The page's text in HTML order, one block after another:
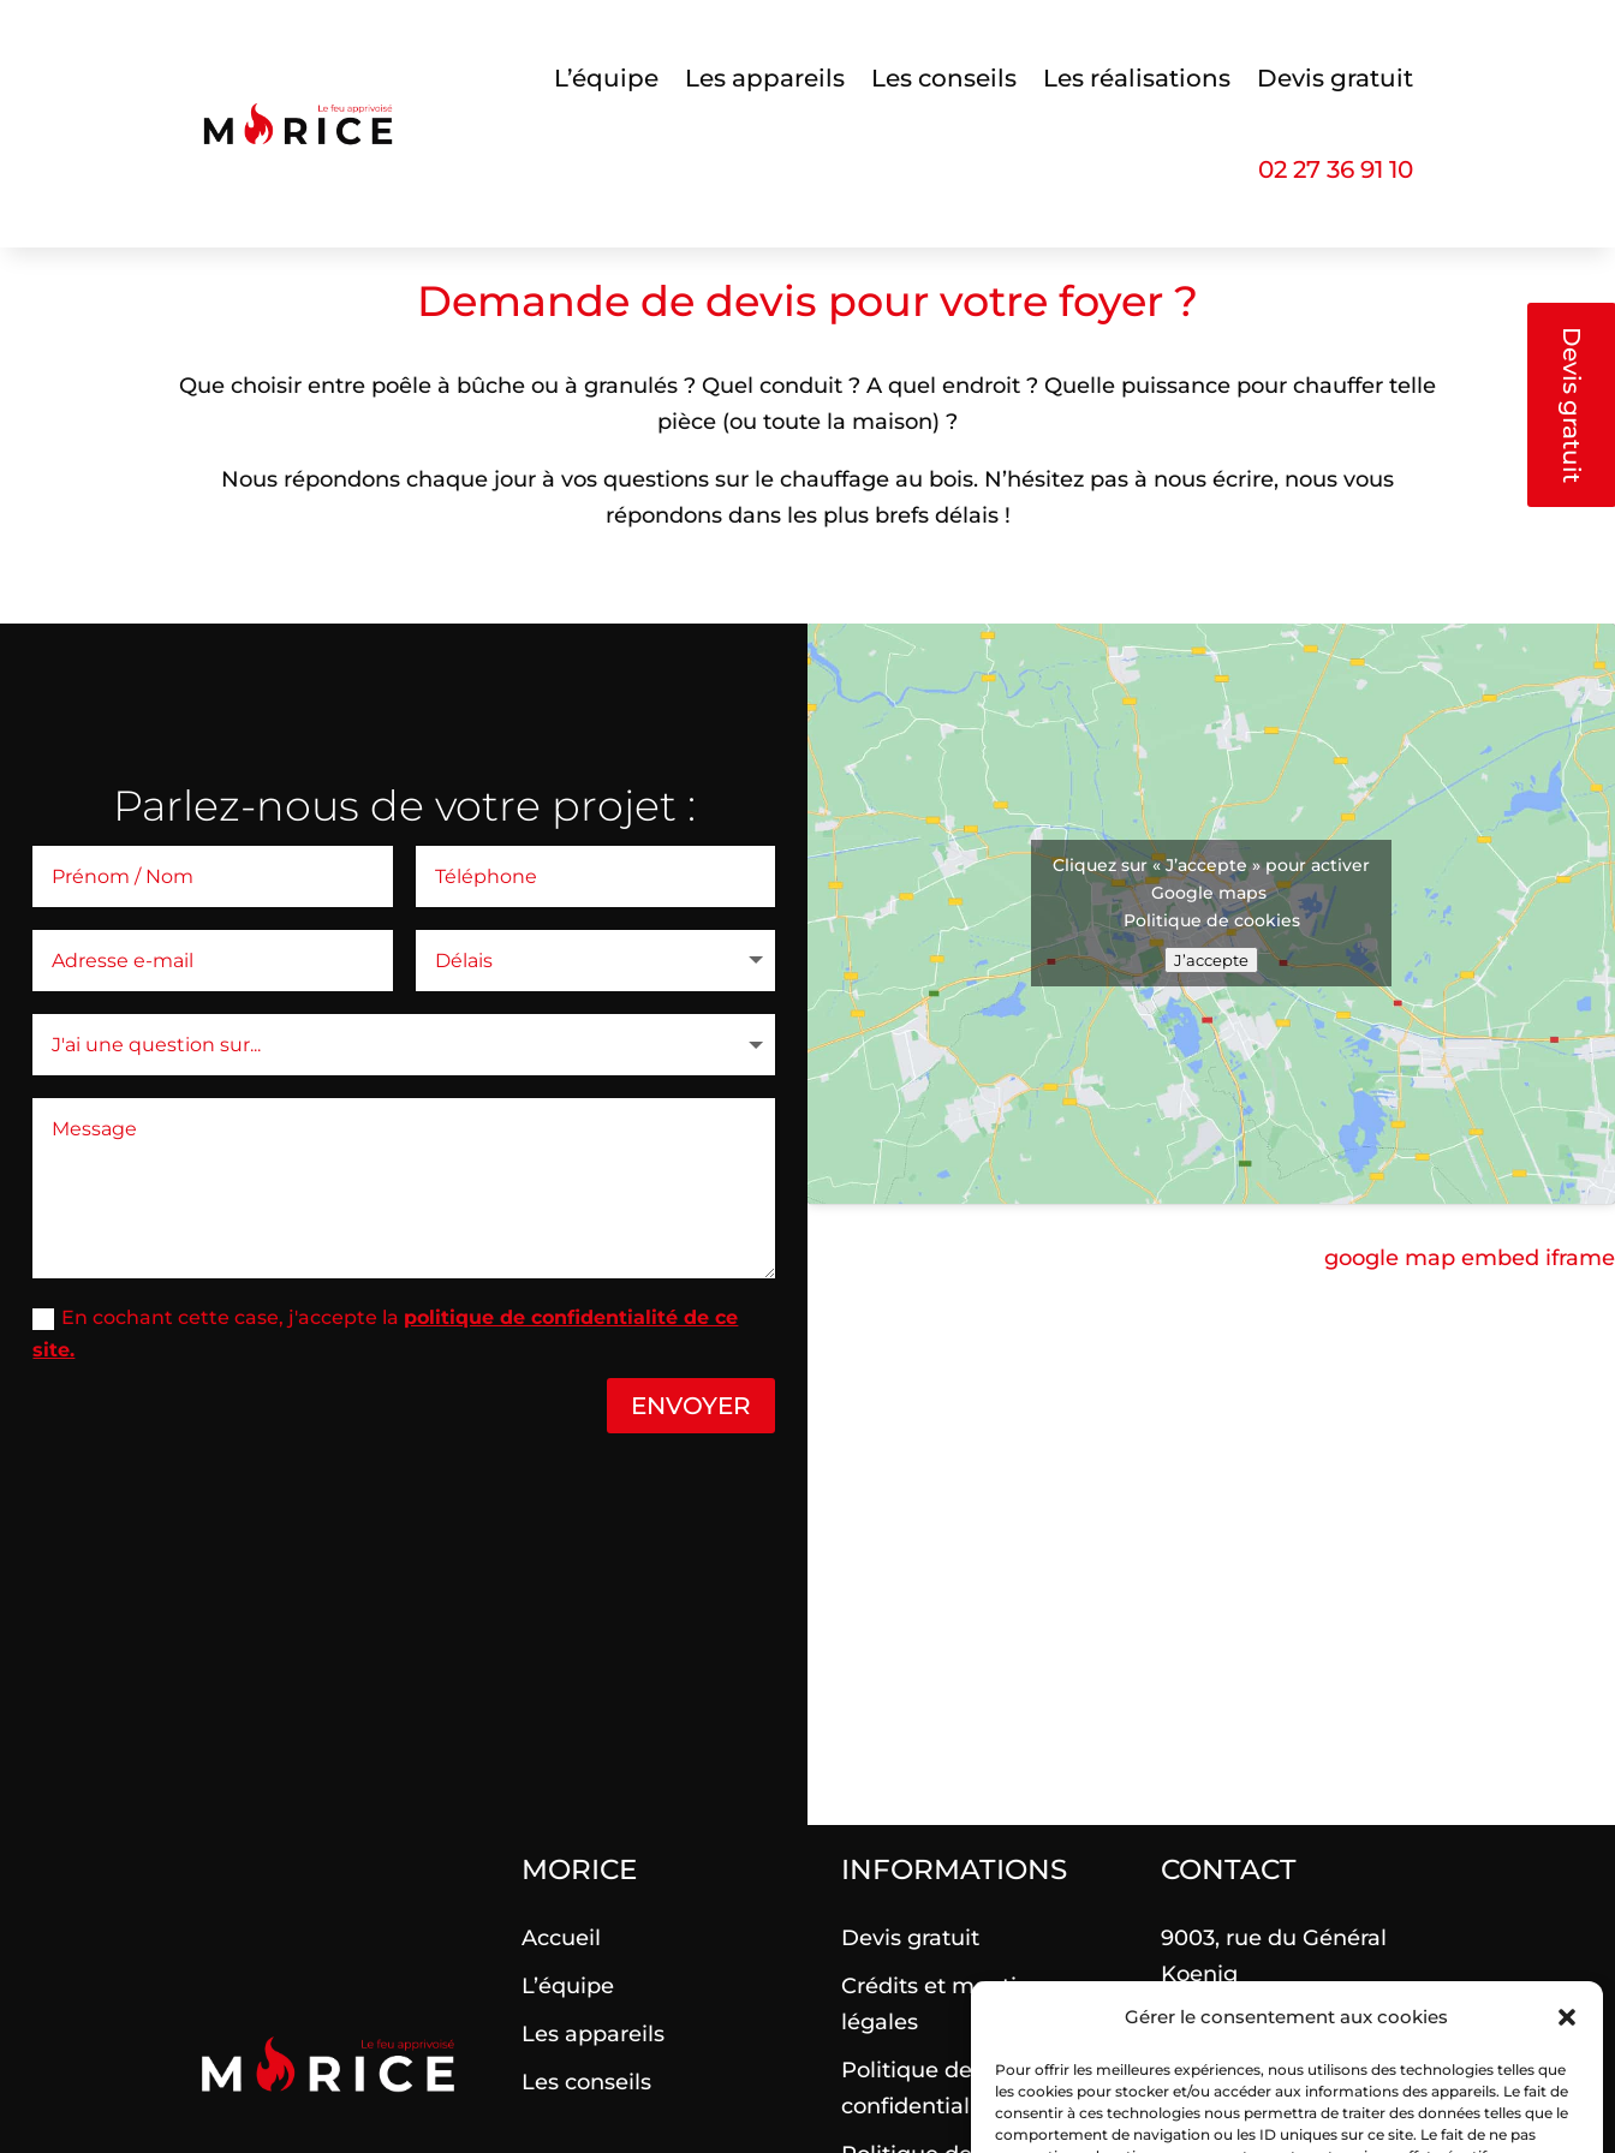
Gérer le consentement aux cookies
Pour offrir les meilleures expériences, nous utilisons des technologies telles que
les cookies pour stocker et/ou accéder aux informations des appareils. Le fait de
consentir à ces technologies nous permettra de traiter des données telles que le
comportement de navigation ou les ID uniques sur ce site. Le fait de ne pas
L’équipe Les appareils Les conseils Les réalisations Devis gratuit
02 27 36 91 10
Demande de devis pour votre foyer ?
Que choisir entre poêle à bûche ou à granulés ? Quel conduit ? A quel endroit ? Quelle puissance pour chauffer telle
pièce (ou toute la maison) ?
Nous répondons chaque jour à vos questions sur le chauffage au bois. N’hésitez pas à nous écrire, nous vous
répondons dans les plus brefs délais !
Parlez-nous de votre projet :
En cochant cette case, j'accepte la politique de confidentialité de ce
site.
ENVOYER
Cliquez sur « J’accepte » pour activer
Google maps
Politique de cookies
J’accepte
google map embed iframe
MORICE
Accueil
L’équipe
Les appareils
Les conseils
INFORMATIONS
Devis gratuit
Crédits et mentions
légales
Politique de
confidentialité
CONTACT
9003, rue du Général
Koenig
27500 Pont-Audemer
02 27 36 91 10
06 26 91 05 07
Devis gratuit